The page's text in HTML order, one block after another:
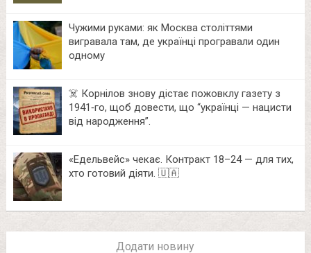
Чужими руками: як Москва століттями
вигравала там, де українці програвали один
одному
☠️ Корнілов знову дістає пожовклу газету з
1941‑го, щоб довести, що “українці — нацисти
від народження”.
«Едельвейс» чекає. Контракт 18–24 — для тих,
хто готовий діяти. 🇺🇦
Додати новину